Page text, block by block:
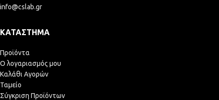
info@cslab.gr
ΚΑΤΆΣΤΗΜΑ
Προϊόντα
Ο λογαριασμός μου
Καλάθι Αγορών
Ταμείο
Σύγκριση Προϊόντων